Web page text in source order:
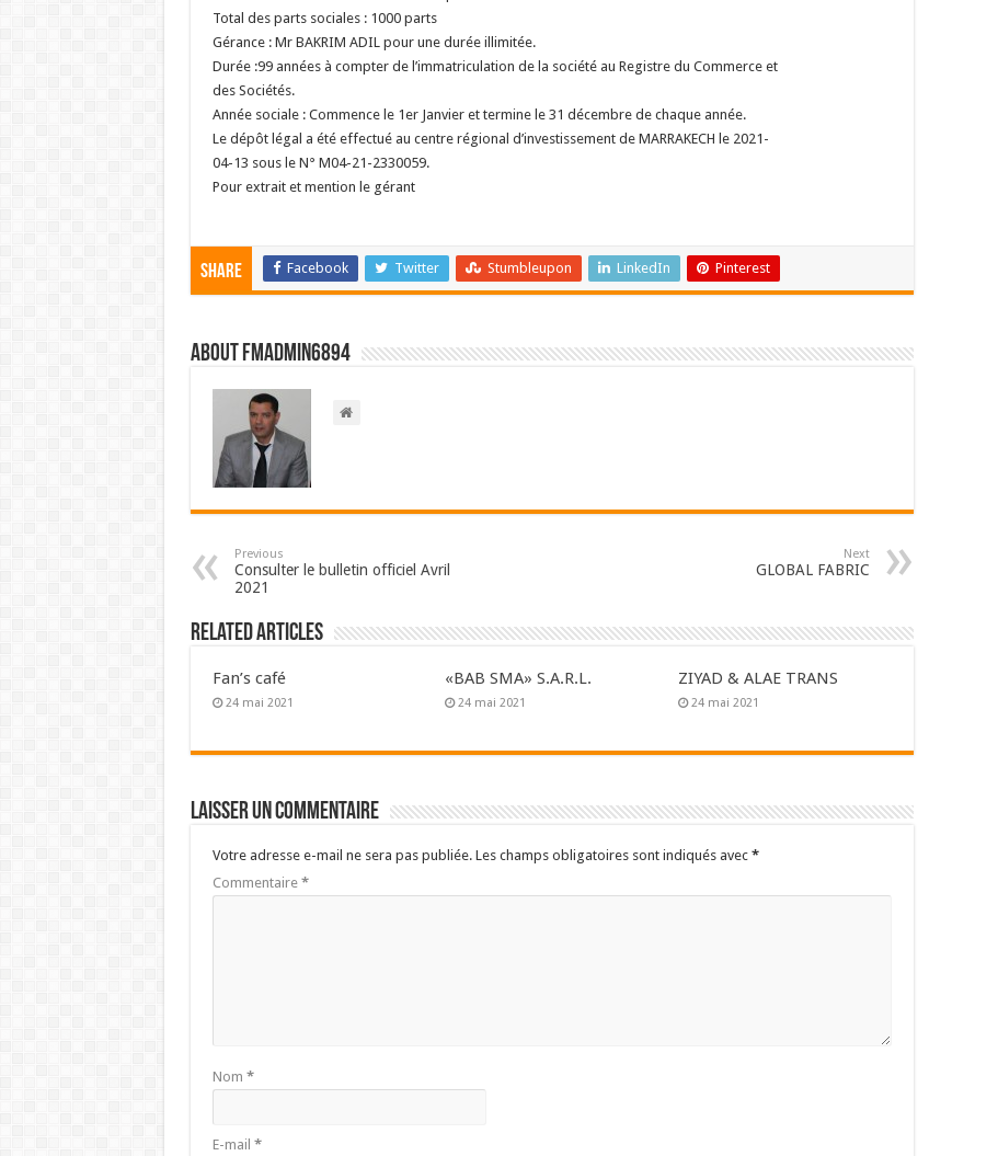
Total des parts sociales : 1000 parts
Gérance : Mr BAKRIM ADIL pour une durée illimitée.
Durée :99 années à compter de l’immatriculation de la société au Registre du Commerce et
des Sociétés.
Année sociale : Commence le 1er Janvier et termine le 31 décembre de chaque année.
Le dépôt légal a été effectué au centre régional d’investissement de MARRAKECH le 2021-
04-13 sous le N° M04-21-2330059.
Pour extrait et mention le gérant
Share Facebook Twitter Stumbleupon LinkedIn Pinterest
About FMadmin6894
Previous
Consulter le bulletin officiel Avril
2021
Next
GLOBAL FABRIC
Related Articles
Fan’s café
24 mai 2021
«BAB SMA» S.A.R.L.
24 mai 2021
ZIYAD & ALAE TRANS
24 mai 2021
Laisser un commentaire
Votre adresse e-mail ne sera pas publiée. Les champs obligatoires sont indiqués avec *
Commentaire *
Nom *
E-mail *